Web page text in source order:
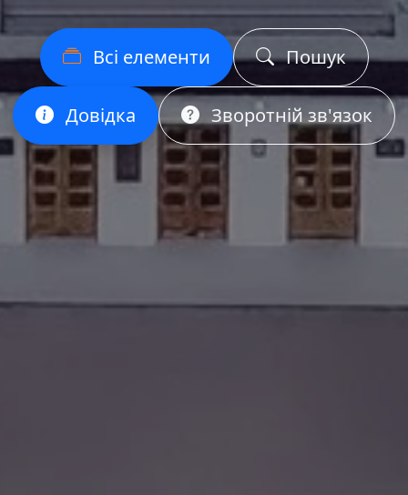
Всі елементи Пошук
Довідка Зворотній зв'язок